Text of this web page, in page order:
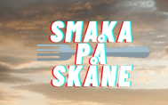
till
innehåll